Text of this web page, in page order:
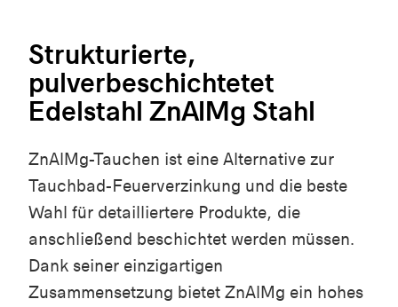
Strukturierte,
pulverbeschichtetet
Edelstahl ZnAIMg Stahl
ZnAlMg-Tauchen ist eine Alternative zur
Tauchbad-Feuerverzinkung und die beste
Wahl für detailliertere Produkte, die
anschließend beschichtet werden müssen.
Dank seiner einzigartigen
Zusammensetzung bietet ZnAlMg ein hohes